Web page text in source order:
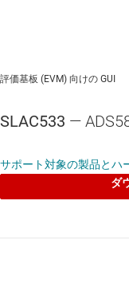
評価基板 (EVM) 向けの GUI
SLAC533 —
サポート対象の製品とハ
ダ